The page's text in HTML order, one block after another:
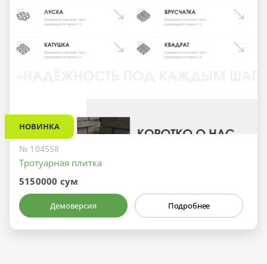
НОВИНКА
№ 104558
Тротуарная плитка
5150000 сум
Демоверсия Подробнее